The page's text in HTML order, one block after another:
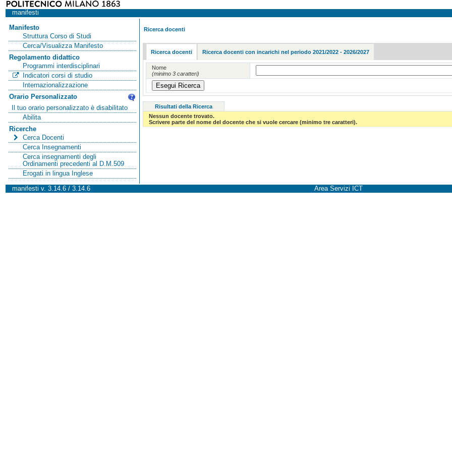
manifesti
Manifesto
Struttura Corso di Studi
Cerca/Visualizza Manifesto
Regolamento didattico
Programmi interdisciplinari
Indicatori corsi di studio
Internazionalizzazione
Orario Personalizzato
Il tuo orario personalizzato è disabilitato
Abilita
Ricerche
Cerca Docenti
Cerca Insegnamenti
Cerca insegnamenti degli
Ordinamenti precedenti al D.M.509
Erogati in lingua Inglese
Ricerca docenti
Ricerca docenti Ricerca docenti con incarichi nel periodo 2021/2022 - 2026/2027
Nome
(minimo 3 caratteri)
Risultati della Ricerca
Nessun docente trovato.
Scrivere parte del nome del docente che si vuole cercare (minimo tre caratteri).
manifesti v. 3.14.6 / 3.14.6 Area Servizi ICT